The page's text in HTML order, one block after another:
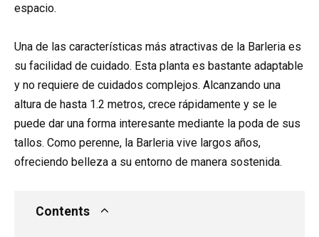
espacio.
Una de las características más atractivas de la Barleria es
su facilidad de cuidado. Esta planta es bastante adaptable
y no requiere de cuidados complejos. Alcanzando una
altura de hasta 1.2 metros, crece rápidamente y se le
puede dar una forma interesante mediante la poda de sus
tallos. Como perenne, la Barleria vive largos años,
ofreciendo belleza a su entorno de manera sostenida.
Contents